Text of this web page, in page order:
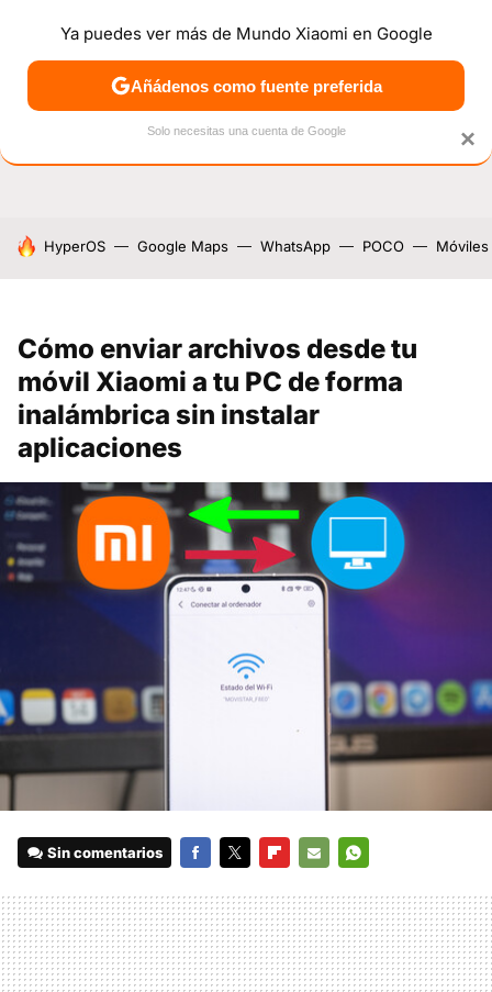
NOTICIAS MÓVILES TUTORIALES OFERTAS
HOY SE HABLA DE
HyperOS Google Maps WhatsApp POCO Móviles
Cómo enviar archivos desde tu
móvil Xiaomi a tu PC de forma
inalámbrica sin instalar
aplicaciones
Sin comentarios
MAIL
×
Ya puedes ver más de Mundo Xiaomi en Google
Añádenos como fuente preferida
Solo necesitas una cuenta de Google